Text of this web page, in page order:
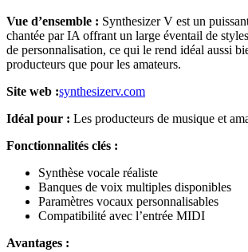
Vue d’ensemble : Synthesizer V est un
chantée par IA offrant un large éventail de
de personnalisation, ce qui le rend idéal aussi
producteurs que pour les amateurs.
Site web :synthesizerv.com
Idéal pour : Les producteurs de musique et
Fonctionnalités clés :
Synthèse vocale réaliste
Banques de voix multiples disponibles
Paramètres vocaux personnalisables
Compatibilité avec l’entrée MIDI
Avantages :